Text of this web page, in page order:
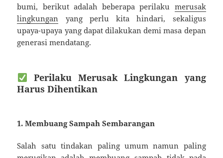
bumi, berikut adalah beberapa perilaku merusak
lingkungan
yang perlu kita hindari, sekaligus
upaya-upaya yang dapat dilakukan demi masa depan
generasi mendatang.
Perilaku Merusak Lingkungan yang
Harus Dihentikan
1. Membuang Sampah Sembarangan
Salah satu tindakan paling umum namun paling